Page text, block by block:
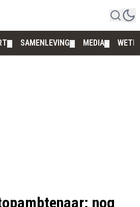
SAMENLEVING MEDIA
nog